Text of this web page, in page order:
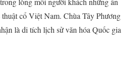
thuật cổ Việt Nam. Chùa Tây Phương
là di tích lịch sử văn hóa Quốc gia